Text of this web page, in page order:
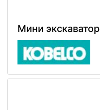
Мини экскаватор